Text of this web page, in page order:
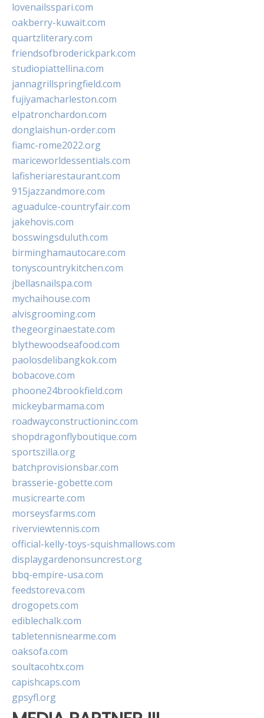
lovenailsspari.com
oakberry-kuwait.com
quartzliterary.com
friendsofbroderickpark.com
studiopiattellina.com
jannagrillspringfield.com
fujiyamacharleston.com
elpatronchardon.com
donglaishun-order.com
fiamc-rome2022.org
mariceworldessentials.com
lafisheriarestaurant.com
915jazzandmore.com
aguadulce-countryfair.com
jakehovis.com
bosswingsduluth.com
birminghamautocare.com
tonyscountrykitchen.com
jbellasnailspa.com
mychaihouse.com
alvisgrooming.com
thegeorginaestate.com
blythewoodseafood.com
paolosdelibangkok.com
bobacove.com
phoone24brookfield.com
mickeybarmama.com
roadwayconstructioninc.com
shopdragonflyboutique.com
sportszilla.org
batchprovisionsbar.com
brasserie-gobette.com
musicrearte.com
morseysfarms.com
riverviewtennis.com
official-kelly-toys-squishmallows.com
displaygardenonsuncrest.org
bbq-empire-usa.com
feedstoreva.com
drogopets.com
ediblechalk.com
tabletennisnearme.com
oaksofa.com
soultacohtx.com
capishcaps.com
gpsyfl.org